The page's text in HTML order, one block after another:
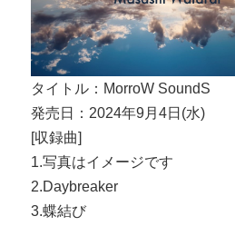
タイトル：MorroW SoundS
発売日：2024年9月4日(水)
[収録曲]
1.写真はイメージです
2.Daybreaker
3.蝶結び